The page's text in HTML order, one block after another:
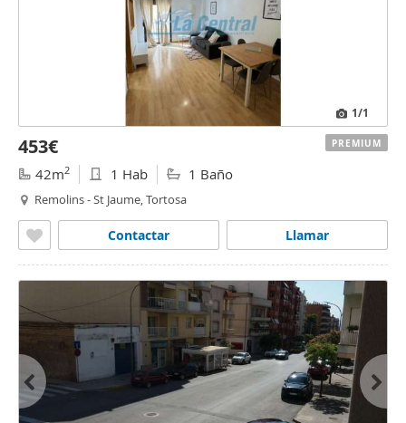
1/1
453€
42m2 1 Hab 1 Baño
Remolins - St Jaume, Tortosa
Llamar
Contactar
PREMIUM